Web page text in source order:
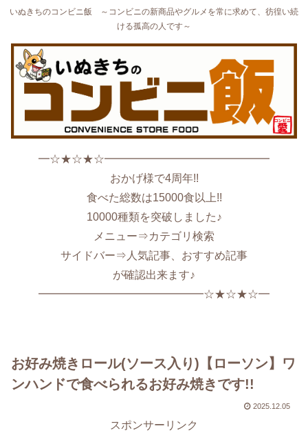
いぬきちのコンビニ飯 ～コンビニの新商品やグルメを常に求めて、彷徨い続
ける孤高の人です～
━☆★☆★☆━━━━━━━━━━━━━━━
おかげ様で4周年!!
食べた総数は15000食以上!!
10000種類を突破しました♪
メニュー⇒カテゴリ検索
サイドバー⇒人気記事、おすすめ記事
が確認出来ます♪
━━━━━━━━━━━━━━━☆★☆★☆━
お好み焼きロール(ソース入り)【ローソン】ワ
ンハンドで食べられるお好み焼きです!!
2025.12.05
スポンサーリンク